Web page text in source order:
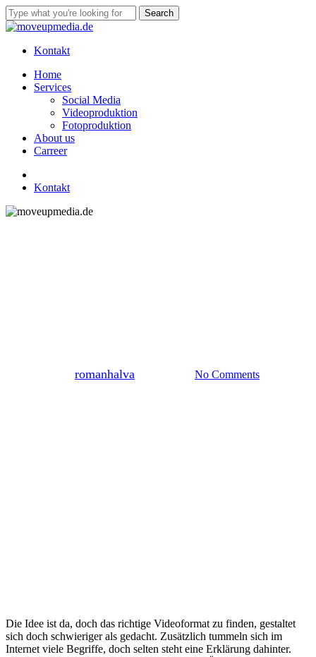
Skip
to
content
Search
Close
Kontakt
Menu
Home
Services
Social Media
Videoproduktion
Fotoproduktion
About us
Carreer
Kontakt
romanhalva No Comments
Die Idee ist da, doch das richtige Videoformat zu finden, gestaltet
sich doch schwieriger als gedacht. Zusätzlich tummeln sich im
Internet viele Begriffe, doch selten steht eine Erklärung dahinter.